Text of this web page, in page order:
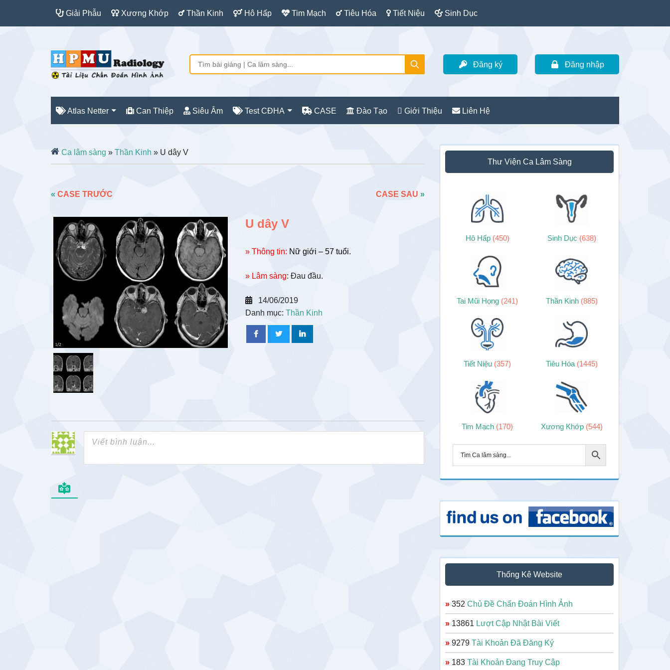
Giải Phẫu Xương Khớp Thần Kinh Hô Hấp Tim Mạch Tiêu Hóa Tiết Niệu Sinh Dục
Đăng ký Đăng nhập
Atlas Netter Can Thiệp Siêu Âm Test CĐHA CASE Đào Tạo Giới Thiệu Liên Hệ
Ca lâm sàng » Thần Kinh » U dây V
« CASE TRƯỚC CASE SAU »
U dây V
» Thông tin: Nữ giới – 57 tuổi.
» Lâm sàng: Đau đầu.
14/06/2019
Danh mục: Thần Kinh
Sidebar
chính
Thư Viện Ca Lâm Sàng
Hô Hấp (450) Sinh Dục (638)
Tai Mũi Họng (241) Thần Kinh (885)
Tiết Niệu (357) Tiêu Hóa (1445)
Tim Mạch (170) Xương Khớp (544)
Thống Kê Website
» 352 Chủ Đề Chẩn Đoán Hình Ảnh
» 13861 Lượt Cập Nhật Bài Viết
» 9279 Tài Khoản Đã Đăng Ký
» 183 Tài Khoản Đang Truy Cập